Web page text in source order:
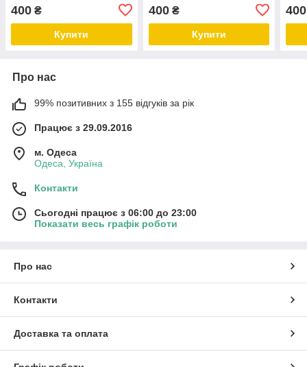
400 ₴
Купити
400₴
Купити
400
Про нас
99% позитивних з 155 відгуків за рік
Працює з 29.09.2016
м. Одеса
Одеса, Україна
Контакти
Сьогодні працює з 06:00 до 23:00
Показати весь графік роботи
Про нас
Контакти
Доставка та оплата